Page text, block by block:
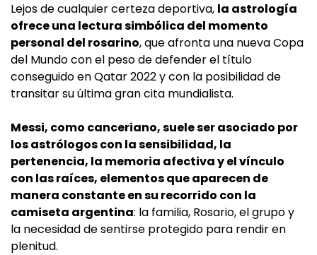
Lejos de cualquier certeza deportiva, la astrología
ofrece una lectura simbólica del momento
personal del rosarino, que afronta una nueva Copa
del Mundo con el peso de defender el título
conseguido en Qatar 2022 y con la posibilidad de
transitar su última gran cita mundialista.
Messi, como canceriano, suele ser asociado por
los astrólogos con la sensibilidad, la
pertenencia, la memoria afectiva y el vínculo
con las raíces, elementos que aparecen de
manera constante en su recorrido con la
camiseta argentina: la familia, Rosario, el grupo y
la necesidad de sentirse protegido para rendir en
plenitud.